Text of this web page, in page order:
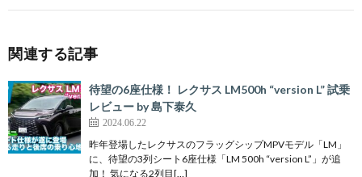
関連する記事
待望の6座仕様！ レクサス LM500h “version L” 試乗
レビュー by 島下泰久
2024.06.22
昨年登場したレクサスのフラッグシップMPVモデル「LM」
に、待望の3列シート6座仕様「LM 500h “version L”」が追
加！ 気になる2列目[…]